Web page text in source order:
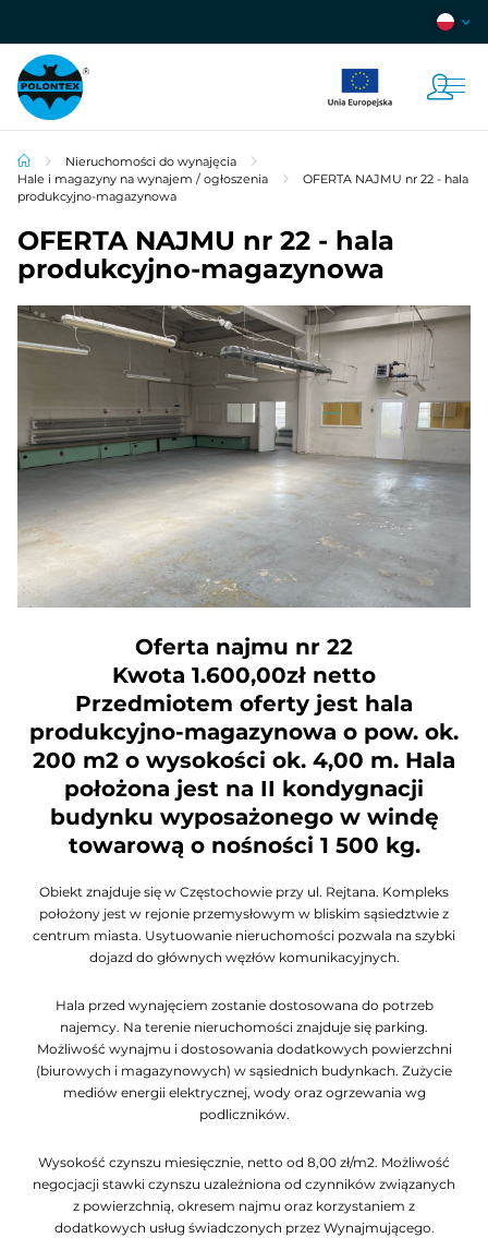
Nieruchomości do wynajęcia
Hale i magazyny na wynajem / ogłoszenia
OFERTA NAJMU nr 22 - hala
produkcyjno-magazynowa
OFERTA NAJMU nr 22 - hala
produkcyjno-magazynowa
Oferta najmu nr 22
Kwota 1.600,00zł netto
Przedmiotem oferty jest hala
produkcyjno-magazynowa o pow. ok.
200 m2 o wysokości ok. 4,00 m. Hala
położona jest na II kondygnacji
budynku wyposażonego w windę
towarową o nośności 1 500 kg.
Obiekt znajduje się w Częstochowie przy ul. Rejtana. Kompleks
położony jest w rejonie przemysłowym w bliskim sąsiedztwie z
centrum miasta. Usytuowanie nieruchomości pozwala na szybki
dojazd do głównych węzłów komunikacyjnych.
Hala przed wynajęciem zostanie dostosowana do potrzeb
najemcy. Na terenie nieruchomości znajduje się parking.
Możliwość wynajmu i dostosowania dodatkowych powierzchni
(biurowych i magazynowych) w sąsiednich budynkach. Zużycie
mediów energii elektrycznej, wody oraz ogrzewania wg
podliczników.
Wysokość czynszu miesięcznie, netto od 8,00 zł/m2. Możliwość
negocjacji stawki czynszu uzależniona od czynników związanych
z powierzchnią, okresem najmu oraz korzystaniem z
dodatkowych usług świadczonych przez Wynajmującego.